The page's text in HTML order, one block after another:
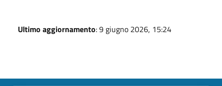
Ultimo aggiornamento: 9 giugno 2026, 15:24